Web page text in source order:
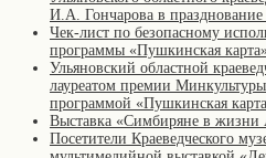
И.А. Гончарова в
Чек-лист по безопасному
программы «Пушкинская
Ульяновский областной
лауреатом премии
программой «Пушкинская
Выставка «Симбиряне в
Посетители Краеведческого